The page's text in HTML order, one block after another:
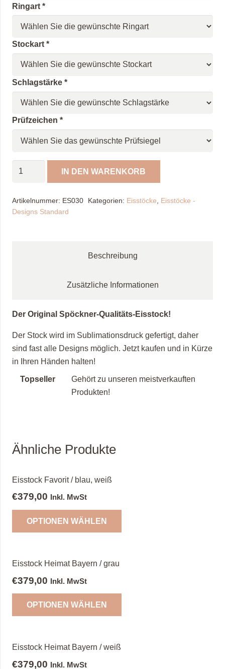
Ringart *
Stockart *
Schlagstärke *
Prüfzeichen *
Eisstock
blau,
weiß
IN DEN WARENKORB
Artikelnummer: ES030 Kategorien: Eisstöcke
Eisstöcke -
Designs Standard
Beschreibung
Zusätzliche Informationen
Der Original Spöckner-Qualitäts-Eisstock!
Der Stock wird im Sublimationsdruck gefertigt, daher
sind fast alle Designs möglich. Jetzt kaufen und in Kürze
in Ihren Händen halten!
Topseller
Gehört zu unseren meistverkauften
Produkten!
Ähnliche Produkte
Eisstock Favorit / blau, weiß
€379,00 Inkl. MwSt
OPTIONEN WÄHLEN
Eisstock Heimat Bayern / grau
€379,00 Inkl. MwSt
OPTIONEN WÄHLEN
Eisstock Heimat Bayern / weiß
€379,00 Inkl. MwSt